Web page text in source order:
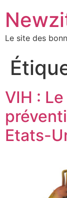
Le site des
VIH :
Etats-